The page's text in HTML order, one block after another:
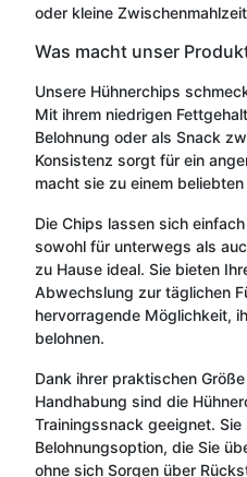
oder kleine
Was macht unser
Unsere Hühnerchips
Mit ihrem niedrigen
Belohnung oder als Snack
Konsistenz sorgt für ein
macht sie zu einem
Die Chips lassen sich
sowohl für unterwegs als
zu Hause ideal. Sie bieten
Abwechslung zur täglichen
hervorragende Möglichkeit,
belohnen.
Dank ihrer praktischen
Handhabung sind die
Trainingssnack geeignet.
Belohnungsoption, die Sie
ohne sich Sorgen über